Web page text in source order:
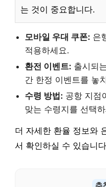
는 것이 중요합니다.
모바일 우대 쿠폰: 은
적용하세요.
환전 이벤트: 출시되
간 한정 이벤트를 놓
수령 방법: 공항 지점
맞는 수령지를 선택
더 자세한 환율 정보와
서 확인하실 수 있습니
추